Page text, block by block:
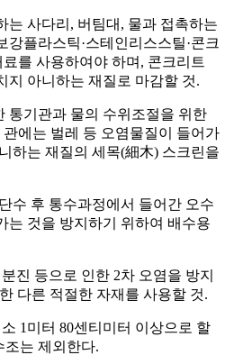
는 사다리, 버팀대, 물과 접촉하는
플라스틱·스테인리스스틸·콘크
를 사용하여야 하며, 콘크리트
지 아니하는 재질로 마감할 것.
통기관과 물의 수위조절을 위한
에는 벌레 등 오염물질이 들어가
하는 재질의 세목(細木) 스크린을
수 후 통수과정에서 들어간 오수
는 것을 방지하기 위하여 배수용
진 등으로 인한 2차 오염을 방지
다른 적절한 자재를 사용할 것.
1미터 80센티미터 이상으로 할
조는 제외한다.